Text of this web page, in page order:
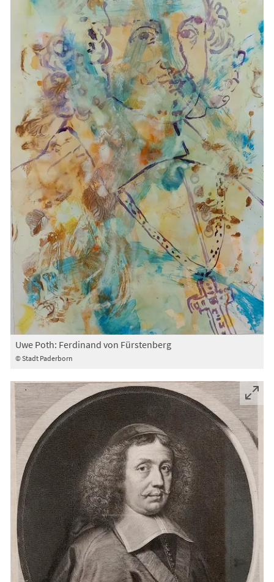
© Stadt Paderborn
Uwe Poth: Ferdinand von Fürstenberg